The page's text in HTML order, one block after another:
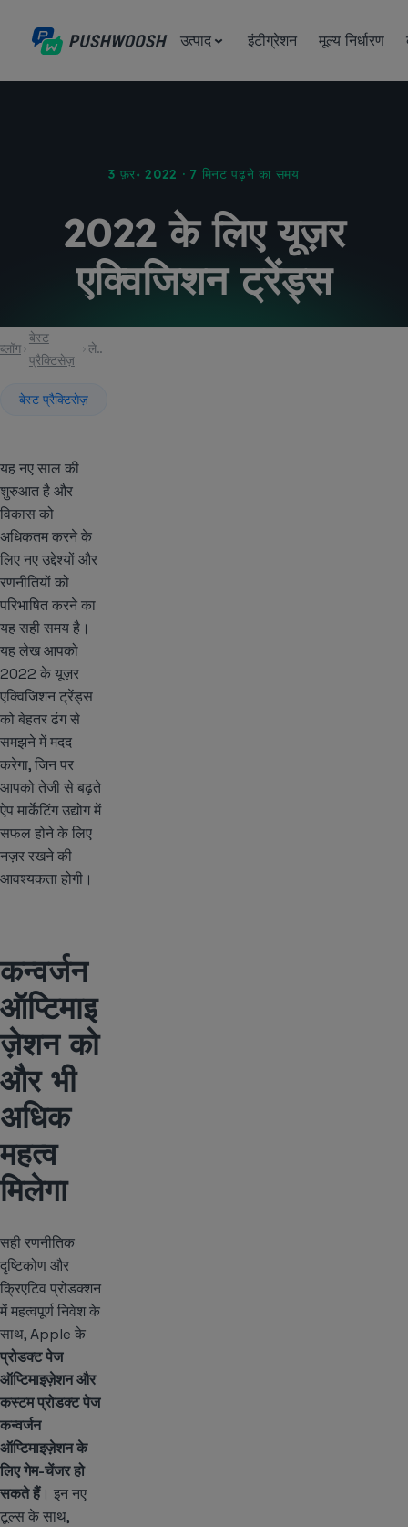
उत्पाद इंटीग्रेशन मूल्य निर्धारण
3 फ़र॰ 2022 · 7 मिनट पढ़ने का समय
2022 के लिए यूज़र
एक्विजिशन ट्रेंड्स
ब्लॉग
बेस्ट
प्रैक्टिसेज़
लेख
बेस्ट प्रैक्टिसेज़
यह नए साल की
शुरुआत है और
विकास को
अधिकतम करने के
लिए नए उद्देश्यों और
रणनीतियों को
परिभाषित करने का
यह सही समय है।
यह लेख आपको
2022 के यूज़र
एक्विजिशन ट्रेंड्स
को बेहतर ढंग से
समझने में मदद
करेगा, जिन पर
आपको तेजी से बढ़ते
ऐप मार्केटिंग उद्योग में
सफल होने के लिए
नज़र रखने की
आवश्यकता होगी।
कन्वर्जन
ऑप्टिमाइ
ज़ेशन को
और भी
अधिक
महत्व
मिलेगा
सही रणनीतिक
दृष्टिकोण और
क्रिएटिव प्रोडक्शन
में महत्वपूर्ण निवेश के
साथ, Apple के
प्रोडक्ट पेज
ऑप्टिमाइज़ेशन और
कस्टम प्रोडक्ट पेज
कन्वर्जन
ऑप्टिमाइज़ेशन के
लिए गेम-चेंजर हो
सकते हैं। इन नए
टूल्स के साथ,